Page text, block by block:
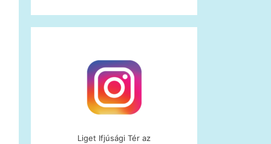
Liget Ifjúsági Tér az